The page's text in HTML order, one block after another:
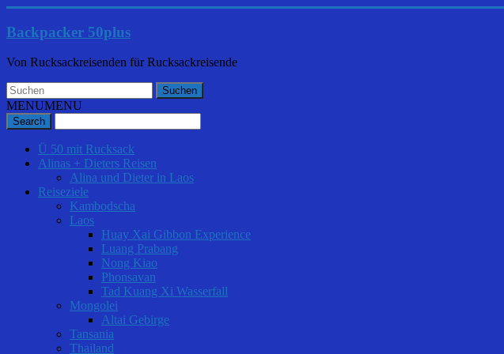
Backpacker 50plus
Von Rucksackreisenden für Rucksackreisende
MENUMENU
Ü 50 mit Rucksack
Alinas + Dieters Reisen
Alina und Dieter in Laos
Reiseziele
Kambodscha
Laos
Huay Xai Gibbon Experience
Luang Prabang
Nong Kiao
Phonsavan
Tad Kuang Xi Wasserfall
Mongolei
Altai Gebirge
Tansania
Thailand